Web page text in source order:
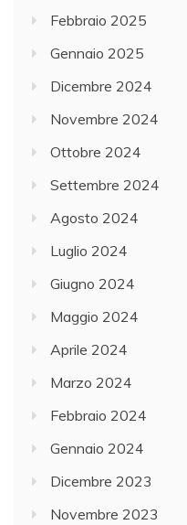
Febbraio 2025
Gennaio 2025
Dicembre 2024
Novembre 2024
Ottobre 2024
Settembre 2024
Agosto 2024
Luglio 2024
Giugno 2024
Maggio 2024
Aprile 2024
Marzo 2024
Febbraio 2024
Gennaio 2024
Dicembre 2023
Novembre 2023